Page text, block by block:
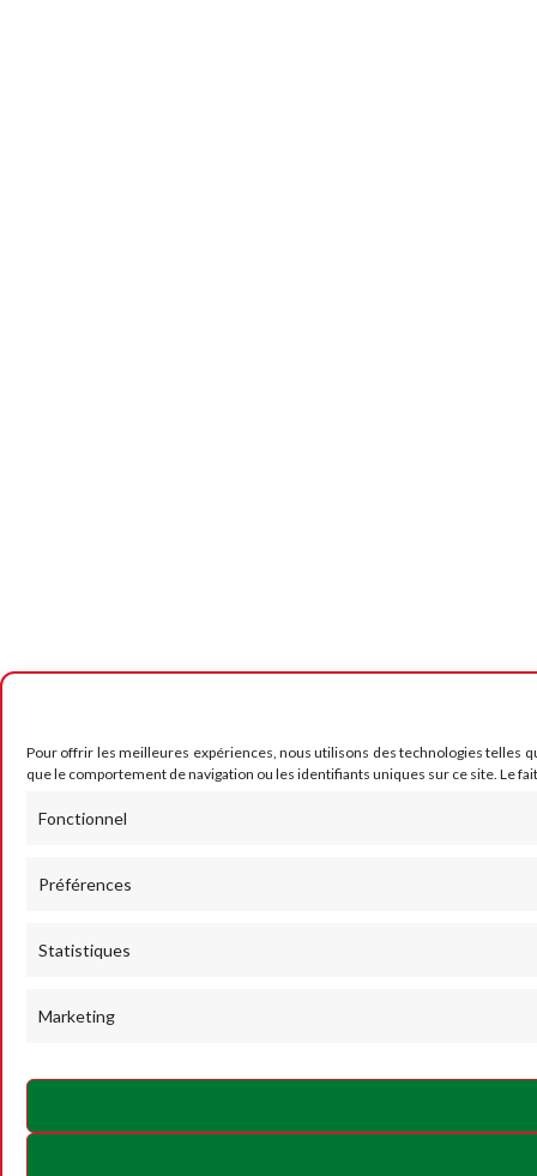
Pour offrir les meilleures expériences, nous utilisons des technologies telles
que le comportement de navigation ou les identifiants uniques sur ce site. Le
Fonctionnel
Préférences
Statistiques
Marketing